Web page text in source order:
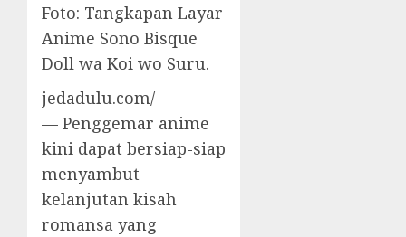
Foto: Tangkapan Layar
Anime Sono Bisque
Doll wa Koi wo Suru.
jedadulu.com/
— Penggemar anime
kini dapat bersiap-siap
menyambut
kelanjutan kisah
romansa yang